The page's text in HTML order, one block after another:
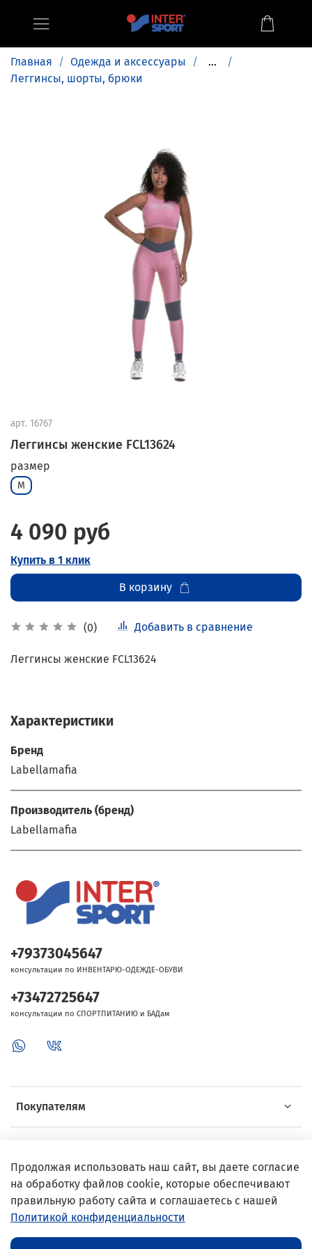
Главная Одежда и аксессуары
...
Леггинсы, шорты, брюки
арт. 16767
Леггинсы женские FCL13624
(0) Добавить в сравнение
размер
M
4 090 руб
Купить в 1 клик
В корзину
Леггинсы женские FCL13624
Характеристики
Бренд
Labellamafia
Производитель (бренд)
Labellamafia
Покупателям
Выгодные предложения
+79373045647
консультации по ИНВЕНТАРЮ-ОДЕЖДЕ-ОБУВИ
+73472725647
консультации по СПОРТПИТАНИЮ и БАДам
Продолжая использовать наш сайт, вы даете согласие
на обработку файлов cookie, которые обеспечивают
правильную работу сайта и соглашаетесь с нашей
Политикой конфиденциальности